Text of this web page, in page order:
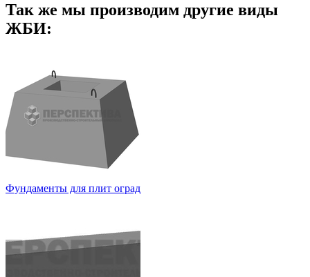
Так же мы производим другие виды
ЖБИ:
Фундаменты для плит оград